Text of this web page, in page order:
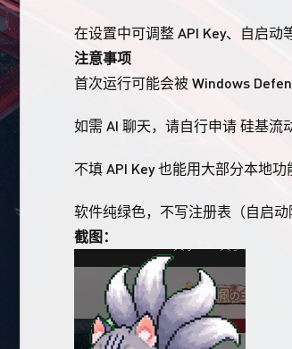
在设置中可调整 API Key、自启动
注意事项
首次运行可能会被 Windows
如需 AI 聊天，请自行申请 硅基流
不填 API Key 也能用大部分本地功
软件纯绿色，不写注册表（自启动
截图：